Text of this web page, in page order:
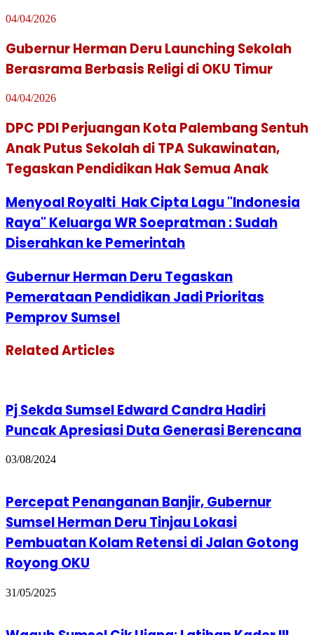
04/04/2026
Gubernur Herman Deru Launching Sekolah
Berasrama Berbasis Religi di OKU Timur
04/04/2026
DPC PDI Perjuangan Kota Palembang Sentuh
Anak Putus Sekolah di TPA Sukawinatan,
Tegaskan Pendidikan Hak Semua Anak
Menyoal Royalti Hak Cipta Lagu "Indonesia
Raya" Keluarga WR Soepratman : Sudah
Diserahkan ke Pemerintah
Gubernur Herman Deru Tegaskan
Pemerataan Pendidikan Jadi Prioritas
Pemprov Sumsel
Related Articles
Pj Sekda Sumsel Edward Candra Hadiri
Puncak Apresiasi Duta Generasi Berencana
03/08/2024
Percepat Penanganan Banjir, Gubernur
Sumsel Herman Deru Tinjau Lokasi
Pembuatan Kolam Retensi di Jalan Gotong
Royong OKU
31/05/2025